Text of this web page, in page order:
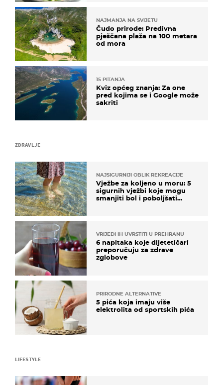
ZDRAVLJE
NAJSIGURNIJI OBLIK REKREACIJE
Vježbe za koljeno u moru: 5
sigurnih vježbi koje mogu
smanjiti bol i poboljšati
VRIJEDI IH UVRSTITI U PREHRANU
6 napitaka koje dijetetičari
preporučuju za zdrave
zglobove
PRIRODNE ALTERNATIVE
5 pića koja imaju više
elektrolita od sportskih pića
NAJMANJA NA SVIJETU
Čudo prirode: Predivna
pješčana plaža na 100 metara
od mora
15 PITANJA
Kviz općeg znanja: Za one
pred kojima se i Google može
sakriti
LIFESTYLE